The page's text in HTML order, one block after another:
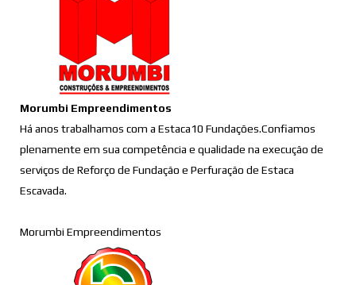
Morumbi Empreendimentos
Há anos trabalhamos com a Estaca10 Fundações.Confiamos
plenamente em sua competência e qualidade na execução de
serviços de Reforço de Fundação e Perfuração de Estaca
Escavada.
Morumbi Empreendimentos